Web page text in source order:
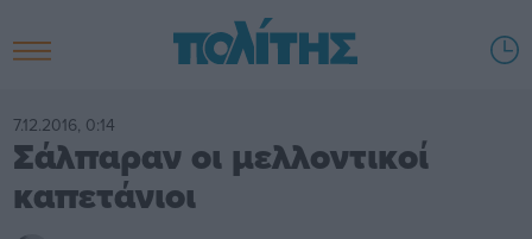
7.12.2016, 0:14
Σάλπαραν οι μελλοντικοί
καπετάνιοι